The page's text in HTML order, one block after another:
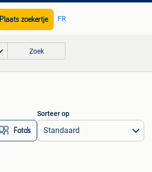
Plaats zoekertje FR
Zoek
Foto’s
Sorteer op